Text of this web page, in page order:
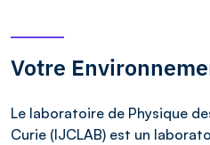
Votre
Le laboratoire de Physique
Curie (IJCLAB) est un